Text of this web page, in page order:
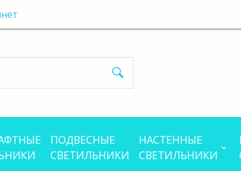
ПОДВЕСНЫЕ
СВЕТИЛЬНИКИ
НАСТЕННЫЕ
СВЕТИЛЬНИКИ